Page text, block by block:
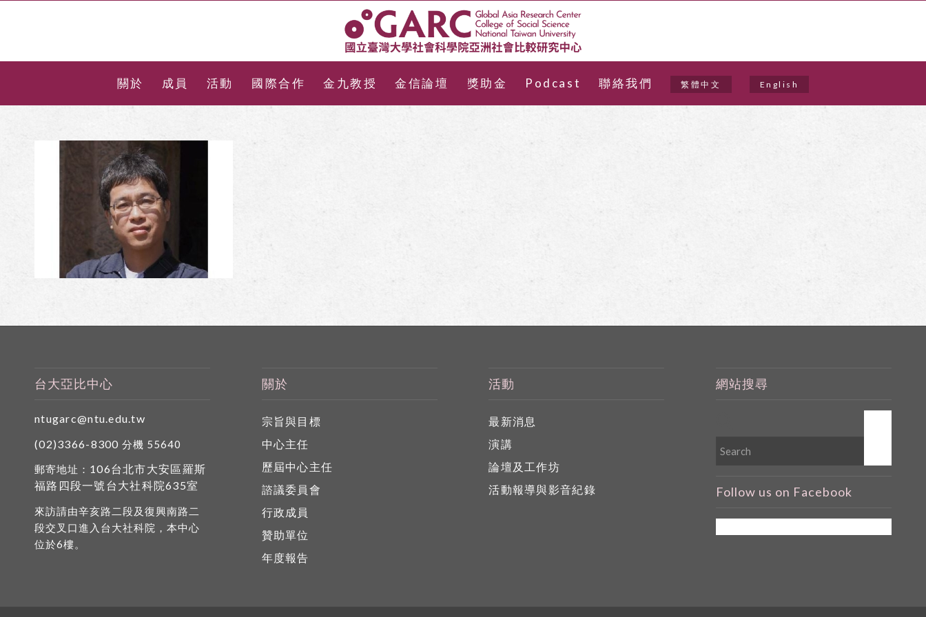
關於 成員 活動 國際合作 金九教授 金信論壇 獎助金 Podcast 聯絡我們 繁體中文 English
台大亞比中心
ntugarc@ntu.edu.tw
(02)3366-8300 分機 55640
郵寄地址： 106台北市大安區羅斯
福路四段一號台大社科院635室
來訪請由辛亥路二段及復興南路二
段交叉口進入台大社科院，本中心
位於6樓。
關於
宗旨與目標
中心主任
歷屆中心主任
諮議委員會
行政成員
贊助單位
年度報告
活動
最新消息
演講
論壇及工作坊
活動報導與影音紀錄
網站搜尋
Follow us on Facebook